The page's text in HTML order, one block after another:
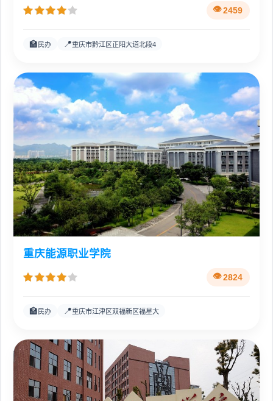
2459
🏫 民办 📍重庆市黔江区正阳大道北段4
重庆能源职业学院
2824
🏫 民办 📍重庆市江津区双福新区福星大